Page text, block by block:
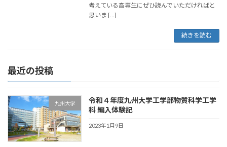
考えている高専生にぜひ読んでいただければと
思いま […]
続きを読む
最近の投稿
九州大学
令和４年度九州大学工学部物質科学工学
科 編入体験記
2023年1月9日